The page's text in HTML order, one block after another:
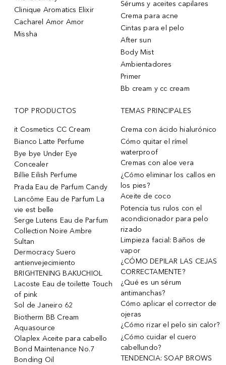
Clinique Aromatics Elixir
Cacharel Amor Amor
Missha
Sérums y aceites capilares
Crema para acne
Cintas para el pelo
After sun
Body Mist
Ambientadores
Primer
Bb cream y cc cream
TOP PRODUCTOS
it Cosmetics CC Cream
Bianco Latte Perfume
Bye bye Under Eye
Concealer
Billie Eilish Perfume
Prada Eau de Parfum Candy
Lancôme Eau de Parfum La
vie est belle
Serge Lutens Eau de Parfum
Collection Noire Ambre
Sultan
Dermocracy Suero
antienvejecimiento
BRIGHTENING BAKUCHIOL
Lacoste Eau de toilette Touch
of pink
Sol de Janeiro 62
Biotherm BB Cream
Aquasource
Olaplex Aceite para cabello
Bond Maintenance No.7
Bonding Oil
TEMAS PRINCIPALES
Crema con ácido hialurónico
Cómo quitar el rímel
waterproof
Cremas con aloe vera
¿Cómo eliminar los callos en
los pies?
Aceite de coco
Potencia tus rulos con el
acondicionador para pelo
rizado
Limpieza facial: Baños de
vapor
¿CÓMO DEPILAR LAS CEJAS
CORRECTAMENTE?
¿Qué es un sérum
antimanchas?
Cómo aplicar el corrector de
ojeras
¿Cómo rizar el pelo sin calor?
¿Cómo cuidar el cuero
cabellundo?
TENDENCIA: SOAP BROWS